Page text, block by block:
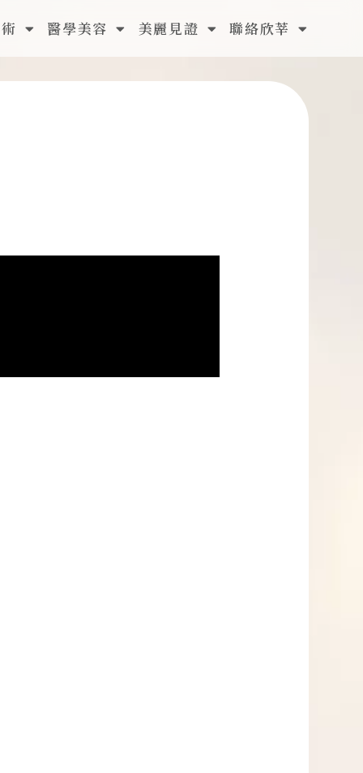
醫學美容 美麗見證 聯絡欣莘